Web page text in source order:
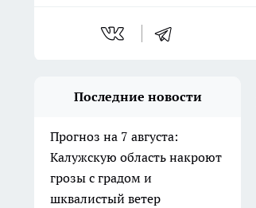
Последние новости
Прогноз на 7 августа:
Калужскую область накроют
грозы с градом и
шквалистый ветер